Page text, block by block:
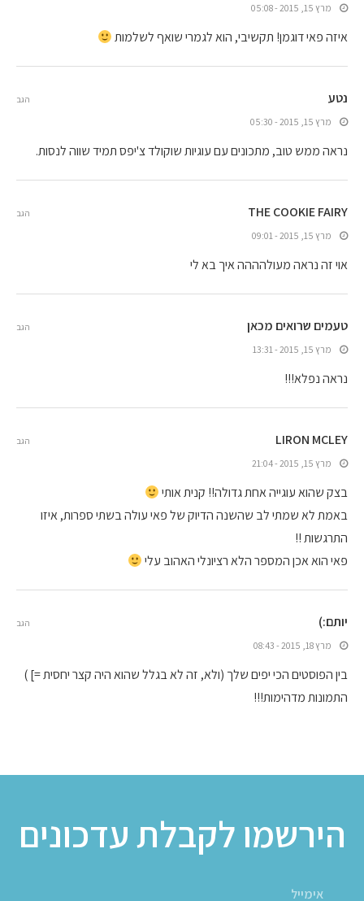
מרץ 15, 2015 - 05:08
איזה פאי דוגמן! תקשיבי, הוא לגמרי שואף לשלמות
נטע
מרץ 15, 2015 - 05:30
נראה ממש טוב, מתכונים עם עוגיות שוקולד צ'יפס תמיד שווה לנסות.
הגב
THE COOKIE FAIRY
מרץ 15, 2015 - 09:01
אוי זה נראה מעולהההה איך בא לי
הגב
טעמים שרואים מכאן
מרץ 15, 2015 - 13:31
נראה נפלא!!!
הגב
LIRON MCLEY
מרץ 15, 2015 - 21:04
בצק שהוא עוגייה אחת גדולה!! קנית אותי
באמת לא שמתי לב שהשנה הדיוק של פאי עולה בשתי ספרות, איזו
התרגשות !!
פאי הוא אכן המספר הלא רציונלי האהוב עלי
הגב
יותם:)
מרץ 18, 2015 - 08:43
בין הפוסטים הכי יפים שלך (ולא, זה לא בגלל שהוא היה קצר יחסית =] )
התמונות מדהימות!!!
הגב
הירשמו לקבלת עדכונים